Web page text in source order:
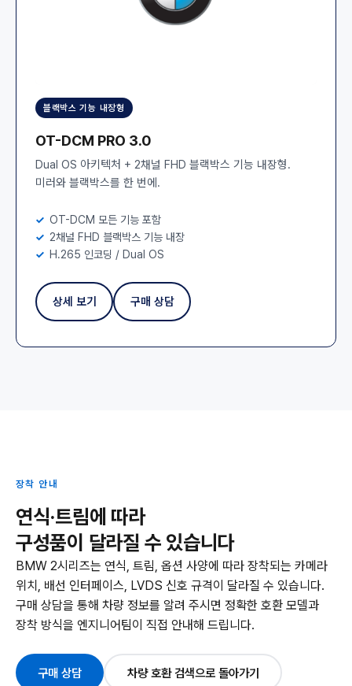
블랙박스 기능 내장형
OT-DCM PRO 3.0
Dual OS 아키텍처 + 2채널 FHD 블랙박스 기능 내장형.
미러와 블랙박스를 한 번에.
OT-DCM 모든 기능 포함
2채널 FHD 블랙박스 기능 내장
H.265 인코딩 / Dual OS
상세 보기 구매 상담
장착 안내
연식·트림에 따라
구성품이 달라질 수 있습니다
BMW 2시리즈는 연식, 트림, 옵션 사양에 따라 장착되는 카메라
위치, 배선 인터페이스, LVDS 신호 규격이 달라질 수 있습니다.
구매 상담을 통해 차량 정보를 알려 주시면 정확한 호환 모델과
장착 방식을 엔지니어팀이 직접 안내해 드립니다.
구매 상담 차량 호환 검색으로 돌아가기